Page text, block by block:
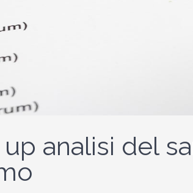
analisi del